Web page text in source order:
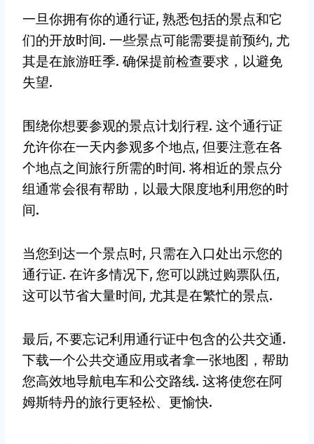
一旦你拥有你的通行证, 熟悉包括的景点和它
们的开放时间. 一些景点可能需要提前预约, 尤
其是在旅游旺季. 确保提前检查要求，以避免
失望.
围绕你想要参观的景点计划行程. 这个通行证
允许你在一天内参观多个地点, 但要注意在各
个地点之间旅行所需的时间. 将相近的景点分
组通常会很有帮助，以最大限度地利用您的时
间.
当您到达一个景点时, 只需在入口处出示您的
通行证. 在许多情况下, 您可以跳过购票队伍,
这可以节省大量时间, 尤其是在繁忙的景点.
最后, 不要忘记利用通行证中包含的公共交通.
下载一个公共交通应用或者拿一张地图，帮助
您高效地导航电车和公交路线. 这将使您在阿
姆斯特丹的旅行更轻松、更愉快.